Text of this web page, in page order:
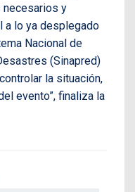
y
a lo ya desplegado
Nacional de
(Sinapred)
la situación,
evento”, finaliza la